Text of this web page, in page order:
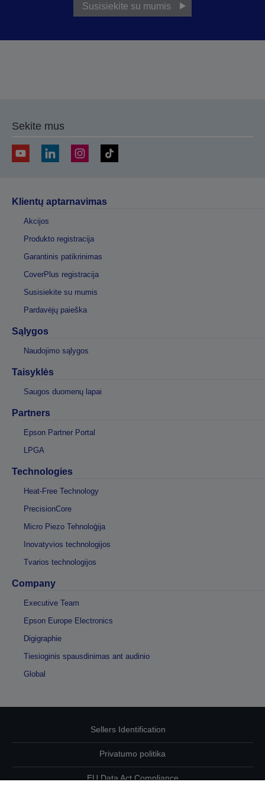
Susisiekite su mumis
Sekite mus
Klientų aptarnavimas
Akcijos
Produkto registracija
Garantinis patikrinimas
CoverPlus registracija
Susisiekite su mumis
Pardavėjų paieška
Sąlygos
Naudojimo sąlygos
Taisyklės
Saugos duomenų lapai
Partners
Epson Partner Portal
LPGA
Technologies
Heat-Free Technology
PrecisionCore
Micro Piezo Tehnoloģija
Inovatyvios technologijos
Tvarios technologijos
Company
Executive Team
Epson Europe Electronics
Digigraphie
Tiesioginis spausdinimas ant audinio
Global
Sellers Identification
Privatumo politika
EU Data Act Compliance